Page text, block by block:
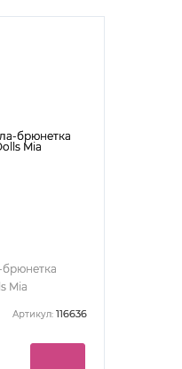
брюнетка
Mia
Артикул: 116636